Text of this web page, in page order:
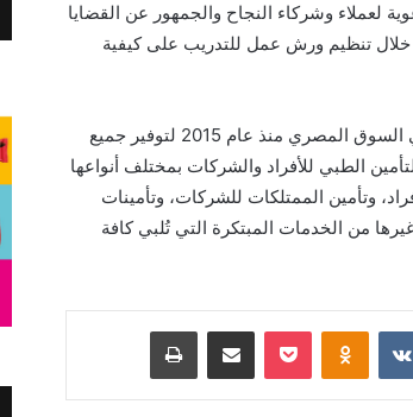
لعملاء وشركاء النجاح والجمهور عن القضايا
خلال تنظيم ورش عمل للتدريب على كيفية
جدير بالذكر أن مجموعة شركات أكسا في مصر بدأت أعمالها في السوق المصري منذ عام 2015 لتوفير جميع
الطبي للأفراد والشركات بمختلف أنواعها
وتأمين الممتلكات للشركات، وتأمينات
من الخدمات المبتكرة التي تُلبي كافة
Odnoklassniki
‫Pocket مشاركة عبر البريد طباعة